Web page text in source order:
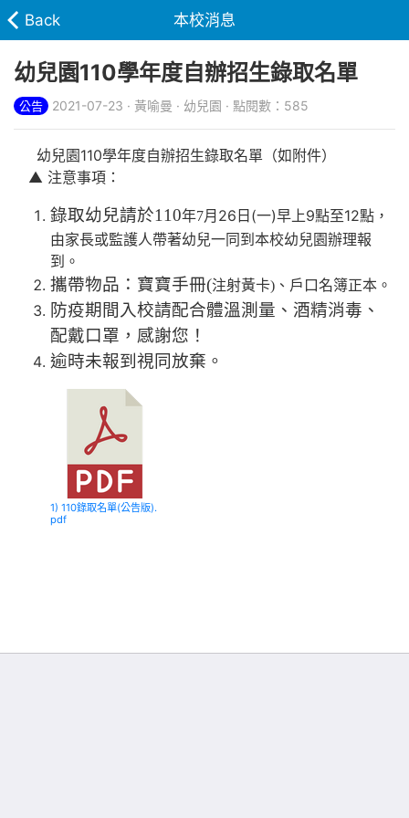
Back 本校消息
幼兒園110學年度自辦招生錄取名單
公告 2021-07-23 · 黃喻曼 · 幼兒園 · 點閱數：585
幼兒園110學年度自辦招生錄取名單（如附件）
▲ 注意事項：
錄取幼兒請於110年7月26日(一)早上9點至12點，
由家長或監護人帶著幼兒一同到本校幼兒園辦理報
到。
攜帶物品：寶寶手冊(注射黃卡) 、戶口名簿正本。
防疫期間入校請配合體溫測量、酒精消毒、
配戴口罩，感謝您！
逾時未報到視同放棄。
1) 110錄取名單(公告版).
pdf